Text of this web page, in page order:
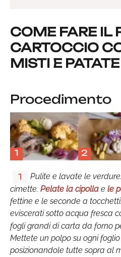
COME FARE IL
CARTOCCIO
MISTI E PATATE
Procedimento
1 2
1 Pulite e lavate le verdure.
cimette. Pelate la cipolla e le
fettine e le seconde a tocchetti.
eviscerati sotto acqua fresca
fogli grandi di carta da forno
Mettete un polpo su ogni
posizionandole tutte sopra al